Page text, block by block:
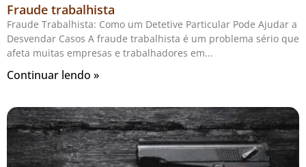
Fraude trabalhista
Fraude Trabalhista: Como um Detetive Particular Pode Ajudar a
Desvendar Casos A fraude trabalhista é um problema sério que
afeta muitas empresas e trabalhadores em
Continuar lendo »